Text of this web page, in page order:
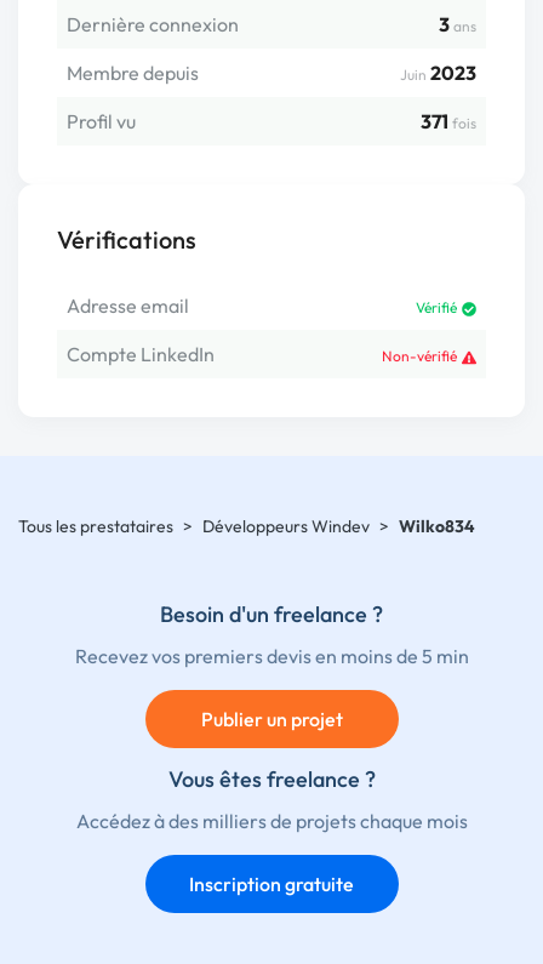
Dernière connexion 3 ans
Membre depuis Juin 2023
Profil vu
371 fois
Vérifications
Adresse email Vérifié
Compte LinkedIn Non-vérifié
Tous les prestataires > Développeurs Windev > Wilko834
Besoin d'un freelance ?
Recevez vos premiers devis en moins de 5 min
Publier un projet
Vous êtes freelance ?
Accédez à des milliers de projets chaque mois
Inscription gratuite